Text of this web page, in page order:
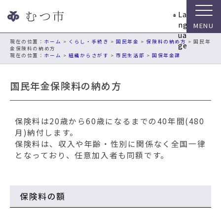
ビ
ョ
La
ng
ua
ge
現在の位置： ホーム > くらし・手続き >国民年金 >保険料の納め方 > 国民年
金保険料の納め方
ホーム >組織からさがす >市民生活部 >国保年金課
国民年金保険料の納め方
保険料は20歳から60歳になるまでの40年間(480
月)納付します。
保険料は、収入や年齢・性別に関係なく全国一律
となっており、任意加入者も同額です。
保険料の額